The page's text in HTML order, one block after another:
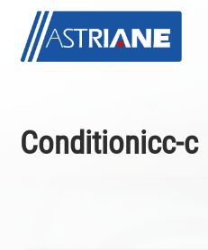
Conditionicc-c